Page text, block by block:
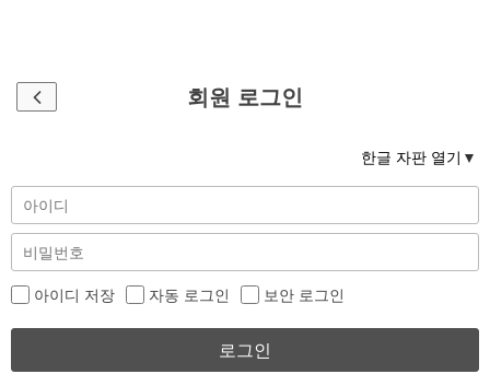
회원 로그인
한글 자판 열기
아이디 저장 자동 로그인 보안 로그인
로그인